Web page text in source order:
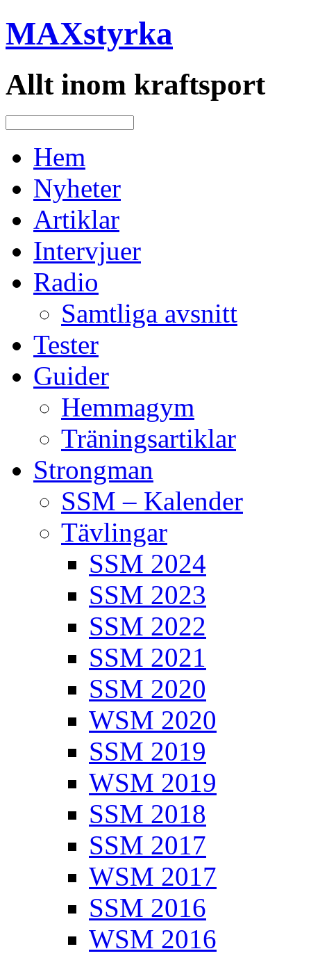
MAXstyrka
Allt inom kraftsport
Hem
Nyheter
Artiklar
Intervjuer
Radio
Samtliga avsnitt
Tester
Guider
Hemmagym
Träningsartiklar
Strongman
SSM – Kalender
Tävlingar
SSM 2024
SSM 2023
SSM 2022
SSM 2021
SSM 2020
WSM 2020
SSM 2019
WSM 2019
SSM 2018
SSM 2017
WSM 2017
SSM 2016
WSM 2016